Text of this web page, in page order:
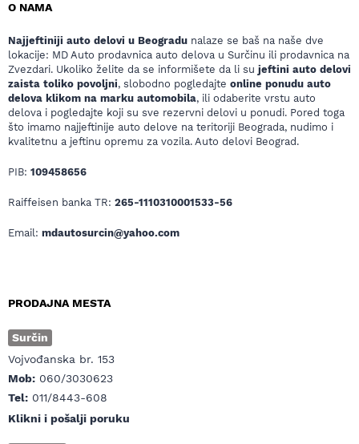
O NAMA
Najjeftiniji auto delovi u Beogradu nalaze se baš na naše dve
lokacije: MD Auto prodavnica auto delova u Surčinu ili prodavnica na
Zvezdari. Ukoliko želite da se informišete da li su jeftini auto delovi
zaista toliko povoljni, slobodno pogledajte online ponudu auto
delova klikom na marku automobila, ili odaberite vrstu auto
delova i pogledajte koji su sve rezervni delovi u ponudi. Pored toga
što imamo najjeftinije auto delove na teritoriji Beograda, nudimo i
kvalitetnu a jeftinu opremu za vozila. Auto delovi Beograd.
PIB: 109458656
Raiffeisen banka TR: 265-1110310001533-56
Email: mdautosurcin@yahoo.com
PRODAJNA MESTA
Surčin
Vojvođanska br. 153
Mob: 060/3030623
Tel: 011/8443-608
Klikni i pošalji poruku